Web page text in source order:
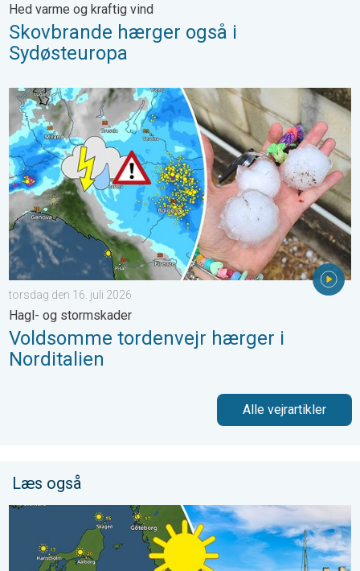
Hed varme og kraftig vind
Skovbrande hærger også i
Sydøsteuropa
Voldsomme tordenvejr hærger i Norditalien. Hagl- og
torsdag den 16. juli 2026
Hagl- og stormskader
Voldsomme tordenvejr hærger i
Norditalien
Alle vejrartikler
Læs også
Solrigt med lune temperaturer. Vejret 1. maj. . . torsdag den